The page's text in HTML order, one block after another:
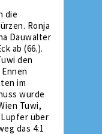
die
Ronja
Dauwalter
ab (66.).
den
im
wurde
Tuwi,
über
das 4:1